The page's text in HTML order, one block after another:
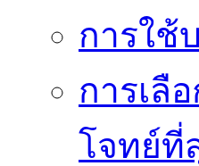
การใช้
การเลื
โจทย์ที่